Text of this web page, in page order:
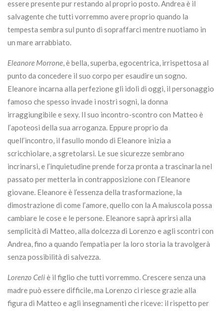
essere presente pur restando al proprio posto. Andrea è il
salvagente che tutti vorremmo avere proprio quando la
tempesta sembra sul punto di sopraffarci mentre nuotiamo in
un mare arrabbiato.
Eleanore Morrone, è bella, superba, egocentrica, irrispettosa al
punto da concedere il suo corpo per esaudire un sogno.
Eleanore incarna alla perfezione gli idoli di oggi, il personaggio
famoso che spesso invade i nostri sogni, la donna
irraggiungibile e sexy. Il suo incontro-scontro con Matteo è
l’apoteosi della sua arroganza. Eppure proprio da
quell’incontro, il fasullo mondo di Eleanore inizia a
scricchiolare, a sgretolarsi. Le sue sicurezze sembrano
incrinarsi, e l’inquietudine prende forza pronta a trascinarla nel
passato per metterla in contrapposizione con l’Eleanore
giovane. Eleanore è l’essenza della trasformazione, la
dimostrazione di come l’amore, quello con la A maiuscola possa
cambiare le cose e le persone. Eleanore saprà aprirsi alla
semplicità di Matteo, alla dolcezza di Lorenzo e agli scontri con
Andrea, fino a quando l’empatia per la loro storia la travolgerà
senza possibilità di salvezza.
Lorenzo Celiè il figlio che tutti vorremmo. Crescere senza una
madre può essere difficile, ma Lorenzo ci riesce grazie alla
figura di Matteo e agli insegnamenti che riceve: il rispetto per